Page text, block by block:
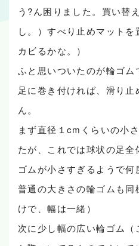
う?ん困りました。買い替
し。）すべり止めマットを
カビるかな。）
ふと思いついたのが輪ゴ
足に巻き付ければ、滑り
ん。
まず直径１cmくらいの小
たが、これでは球状の足全
ゴムが小さすぎるようで何
普通の大きさの輪ゴムも
けで、幅は一緒）
次に少し幅の広い輪ゴム